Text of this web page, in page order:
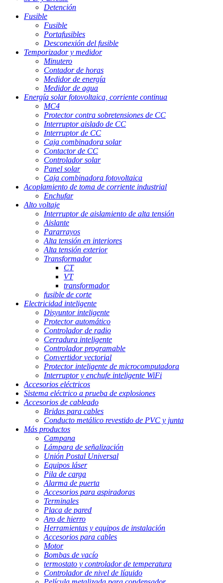
Detención
Fusible
Fusible
Portafusibles
Desconexión del fusible
Temporizador y medidor
Minutero
Contador de horas
Medidor de energía
Medidor de agua
Energía solar fotovoltaica, corriente continua
MC4
Protector contra sobretensiones de CC
Interruptor aislado de CC
Interruptor de CC
Caja combinadora solar
Contactor de CC
Controlador solar
Panel solar
Caja combinadora fotovoltaica
Acoplamiento de toma de corriente industrial
Enchufar
Alto voltaje
Interruptor de aislamiento de alta tensión
Aislante
Pararrayos
Alta tensión en interiores
Alta tensión exterior
Transformador
CT
VT
transformador
fusible de corte
Electricidad inteligente
Disyuntor inteligente
Protector automático
Controlador de radio
Cerradura inteligente
Controlador programable
Convertidor vectorial
Protector inteligente de microcomputadora
Interruptor y enchufe inteligente WiFi
Accesorios eléctricos
Sistema eléctrico a prueba de explosiones
Accesorios de cableado
Bridas para cables
Conducto metálico revestido de PVC y junta
Más productos
Campana
Lámpara de señalización
Unión Postal Universal
Equipos láser
Pila de carga
Alarma de puerta
Accesorios para aspiradoras
Terminales
Placa de pared
Aro de hierro
Herramientas y equipos de instalación
Accesorios para cables
Motor
Bombas de vacío
termostato y controlador de temperatura
Controlador de nivel de líquido